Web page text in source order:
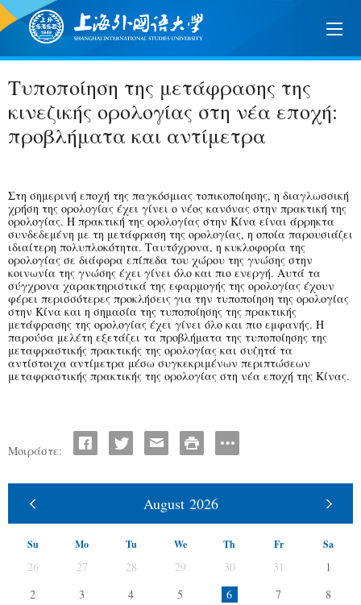
Τυποποίηση της μετάφρασης της
κινεζικής ορολογίας στη νέα εποχή:
προβλήματα και αντίμετρα
Στη σημερινή εποχή της παγκόσμιας τοπικοποίησης, η διαγλωσσική
χρήση της ορολογίας έχει γίνει ο νέος κανόνας στην πρακτική της
ορολογίας. Η πρακτική της ορολογίας στην Κίνα είναι άρρηκτα
συνδεδεμένη με τη μετάφραση της ορολογίας, η οποία παρουσιάζει
ιδιαίτερη πολυπλοκότητα. Ταυτόχρονα, η κυκλοφορία της
ορολογίας σε διάφορα επίπεδα του χώρου της γνώσης στην
κοινωνία της γνώσης έχει γίνει όλο και πιο ενεργή. Αυτά τα
σύγχρονα χαρακτηριστικά της εφαρμογής της ορολογίας έχουν
φέρει περισσότερες προκλήσεις για την τυποποίηση της ορολογίας
στην Κίνα και η σημασία της τυποποίησης της πρακτικής
μετάφρασης της ορολογίας έχει γίνει όλο και πιο εμφανής. Η
παρούσα μελέτη εξετάζει τα προβλήματα της τυποποίησης της
μεταφραστικής πρακτικής της ορολογίας και συζητά τα
αντίστοιχα αντίμετρα μέσω συγκεκριμένων περιπτώσεων
μεταφραστικής πρακτικής της ορολογίας στη νέα εποχή της Κίνας.
Μοιράστε:
August 2026
Su Mo Tu We Th Fr Sa
26 27 28 29 30 31
1
2
3 4 5 6 7
8